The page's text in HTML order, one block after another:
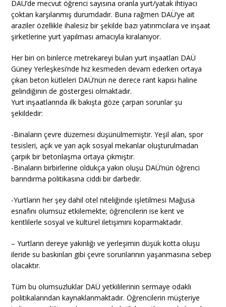
DAÜ’de mecvut öğrenci sayısına oranla yurt/yatak ihtiyacı
çoktan karşılanmış durumdadır. Buna rağmen DAÜ’ye ait
araziler özellikle ihalesiz bir şekilde bazı yatırımcılara ve inşaat
şirketlerine yurt yapılması amacıyla kiralanıyor.
Her biri on binlerce metrekareyi bulan yurt inşaatları DAÜ
Güney Yerleşkesi’nde hız kesmeden devam ederken ortaya
çıkan beton kütleleri DAÜ’nün ne derece rant kapısı haline
gelindiğinin de göstergesi olmaktadır.
Yurt inşaatlarında ilk bakışta göze çarpan sorunlar şu
şekildedir:
-Binaların çevre düzemesi düşünülmemiştir. Yeşil alan, spor
tesisleri, açık ve yarı açık sosyal mekanlar oluşturulmadan
çarpık bir betonlaşma ortaya çıkmıştır.
-Binaların birbirlerine oldukça yakın oluşu DAÜ’nün öğrenci
barındırma politikasına ciddi bir darbedir.
-Yurtların her şey dahil otel niteliğinde işletilmesi Mağusa
esnafını olumsuz etkilemekte; öğrencilerin ise kent ve
kentlilerle sosyal ve kültürel iletişimini koparmaktadır.
– Yurtların dereye yakınlığı ve yerleşimin düşük kotta oluşu
ileride su baskınları gibi çevre sorunlarının yaşanmasına sebep
olacaktır.
Tüm bu olumsuzluklar DAÜ yetkililerinin sermaye odaklı
politikalarından kaynaklanmaktadır. Öğrencilerin müşteriye